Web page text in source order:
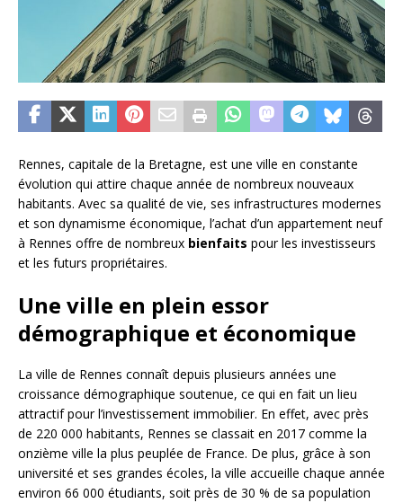
Rennes, capitale de la Bretagne, est une ville en constante
évolution qui attire chaque année de nombreux nouveaux
habitants. Avec sa qualité de vie, ses infrastructures modernes
et son dynamisme économique, l’achat d’un appartement neuf
à Rennes offre de nombreux bienfaits pour les investisseurs
et les futurs propriétaires.
Une ville en plein essor
démographique et économique
La ville de Rennes connaît depuis plusieurs années une
croissance démographique soutenue, ce qui en fait un lieu
attractif pour l’investissement immobilier. En effet, avec près
de 220 000 habitants, Rennes se classait en 2017 comme la
onzième ville la plus peuplée de France. De plus, grâce à son
université et ses grandes écoles, la ville accueille chaque année
environ 66 000 étudiants, soit près de 30 % de sa population